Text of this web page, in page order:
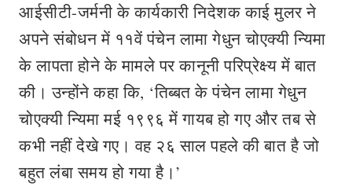
आईसीटी-जर्मनी के कार्यकारी निदेशक काई मुलर ने
अपने संबोधन में ११वें पंचेन लामा गेधुन चोएक्यी न्यिमा
के लापता होने के मामले पर कानूनी परिप्रेक्ष्य में बात
की। उन्होंने कहा कि, ‘तिब्बत के पंचेन लामा गेधुन
चोएक्यी न्यिमा मई १९९६ में गायब हो गए और तब से
कभी नहीं देखे गए। वह २६ साल पहले की बात है जो
बहुत लंबा समय हो गया है।’